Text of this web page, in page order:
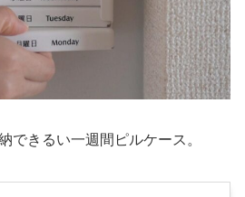
できるい一週間ピルケース。